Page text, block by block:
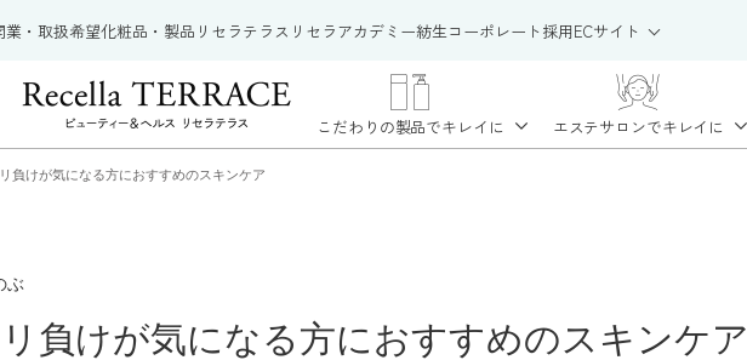
業・取扱希望化粧品・製品 リセラテラス リセラアカデミー紡生コーポレート採用ECサイト
こだわりの製品でキレイに エステサロンでキレイに
負けが気になる方におすすめのスキンケア
ぶ
負けが気になる方におすすめのスキンケア